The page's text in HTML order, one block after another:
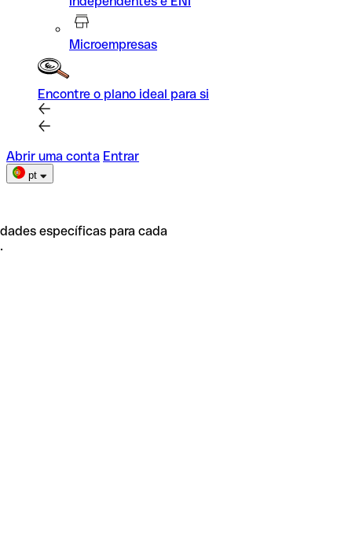
Microempresas
Encontre o plano ideal para si
Abrir uma conta Entrar
pt
específicas para cada